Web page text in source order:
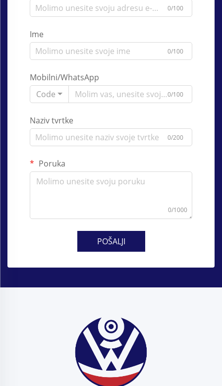
0/100
Ime
0/100
Mobilni/WhatsApp
Code
0/100
Naziv tvrtke
0/200
Poruka
0/1000
POŠALJI